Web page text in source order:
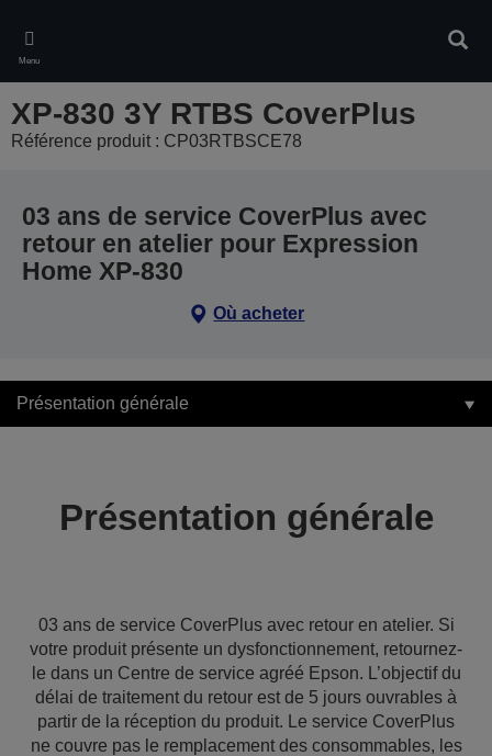
main
content
Menu
XP-830 3Y RTBS CoverPlus
Référence produit : CP03RTBSCE78
03 ans de service CoverPlus avec
retour en atelier pour Expression
Home XP-830
Où acheter
Présentation générale
Présentation générale
03 ans de service CoverPlus avec retour en atelier. Si
votre produit présente un dysfonctionnement, retournez-
le dans un Centre de service agréé Epson. L’objectif du
délai de traitement du retour est de 5 jours ouvrables à
partir de la réception du produit. Le service CoverPlus
ne couvre pas le remplacement des consommables, les